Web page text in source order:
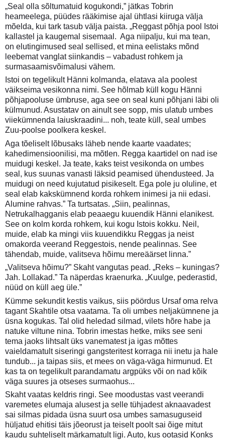
„Seal olla sõltumatuid kogukondi,” jätkas Tobrin
heameelega, püüdes rääkimise ajal ühtlasi kiiruga välja
mõelda, kui tark tasub välja paista. „Reggast põhja pool Istoi
kallastel ja kaugemal sisemaal. Aga niipalju, kui ma tean,
on elutingimused seal sellised, et mina eelistaks mõnd
leebemat vanglat siinkandis – vabadust rohkem ja
surmasaamisvõimalusi vähem.
Istoi on tegelikult Hänni kolmanda, elatava ala poolest
väikseima vesikonna nimi. See hõlmab küll kogu Hänni
põhjapooluse ümbruse, aga see on seal kuni põhjani läbi oli
külmunud. Asustatav on ainult see sopp, mis ulatub umbes
viiekümnenda laiuskraadini... noh, teate küll, seal umbes
Zuu-poolse poolkera keskel.
Aga tõeliselt lõbusaks läheb nende kaarte vaadates;
kahedimensioonilisi, ma mõtlen. Regga kaartidel on nad ise
muidugi keskel. Ja teate, kaks teist vesikonda on umbes
seal, kus suunas vanasti läksid peamised ühendusteed. Ja
muidugi on need kujutatud pisikeselt. Ega pole ju oluline, et
seal elab kakskümnend korda rohkem inimesi ja nii edasi.
Alumine rahvas.” Ta turtsatas. „Siin, pealinnas,
Netrukalhagganis elab peaaegu kuuendik Hänni elanikest.
See on kolm korda rohkem, kui kogu Istois kokku. Neil,
muide, elab ka mingi viis kuuendikku Reggas ja neist
omakorda veerand Reggestois, nende pealinnas. See
tähendab, muide, valitseva hõimu mereäärset linna.”
„Valitseva hõimu?” Skaht vangutas pead. „Reks – kuningas?
Jah. Lollakad.” Ta näperdas kraenurka. „Kuulge, pederastid,
nüüd on küll aeg üle.”
Kümme sekundit kestis vaikus, siis pöördus Ursaf oma relva
tagant Skahtile otsa vaatama. Ta oli umbes neljakümnene ja
üsna kogukas. Tal olid heledad silmad, vilets hõre habe ja
natuke viltune nina. Tobrin imestas hetke, miks see seni
tema jaoks lihtsalt üks vanematest ja igas mõttes
vaieldamatult siseringi gangsteritest korraga nii inetu ja hale
tundub... ja taipas siis, et mees on väga-väga hirmunud. Et
kas ta on tegelikult parandamatu argpüks või on nad kõik
väga suures ja otseses surmaohus...
Skaht vaatas keldris ringi. See moodustas vast veerandi
varemetes elumaja alusest ja selle tühjadest aknaavadest
sai silmas pidada üsna suurt osa umbes samasuguseid
hüljatud ehitisi täis jõeorust ja teiselt poolt sai õige mitut
kaudu suhteliselt märkamatult ligi. Auto, kus ootasid Konks